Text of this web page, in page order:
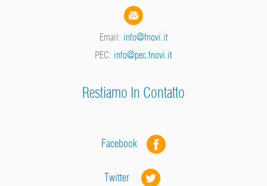
Email: info@fnovi.it
PEC: info@pec.fnovi.it
Restiamo In Contatto
Facebook
Twitter